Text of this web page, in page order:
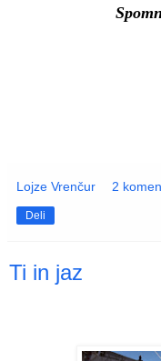
Lojze Vrenčur 2
Deli
Ti in jaz